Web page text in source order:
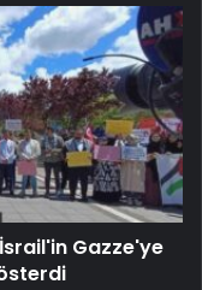
Gazze'ye